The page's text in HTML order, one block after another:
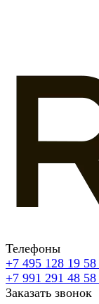
Телефоны
+7 495 128 19 58
+7 991 291 48 58
Заказать звонок